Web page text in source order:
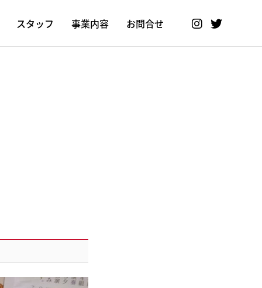
スタッフ 事業内容 お問合せ